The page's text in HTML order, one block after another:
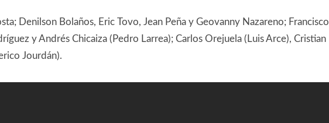
Denilson Bolaños, Eric Tovo, Jean Peña y Geovanny Nazareno; Francisco
y Andrés Chicaiza (Pedro Larrea); Carlos Orejuela (Luis Arce), Cristian
Jourdán).